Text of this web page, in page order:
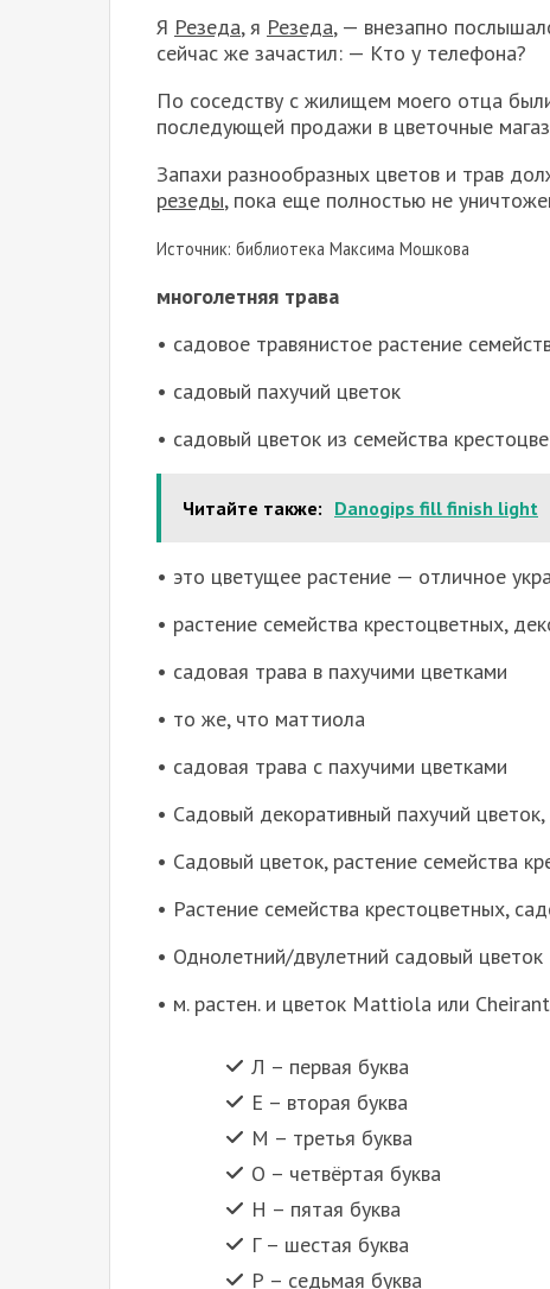
Я Резеда, я Резеда, — внезапно
сейчас же зачастил: — Кто у телефона?
По соседству с жилищем моего отца
последующей продажи в цветочные
Запахи разнообразных цветов и трав
резеды, пока еще полностью не
Источник: библиотека Максима Мошкова
многолетняя трава
• садовое травянистое растение
• садовый пахучий цветок
• садовый цветок из семейства
Читайте также: Danogips fill finish light
• это цветущее растение — отличное
• растение семейства крестоцветных,
• садовая трава в пахучими цветками
• то же, что маттиола
• садовая трава с пахучими цветками
• Садовый декоративный пахучий
• Садовый цветок, растение семейства
• Растение семейства крестоцветных,
• Однолетний/двулетний садовый цветок
• м. растен. и цветок Маttiolа или
Л – первая буква
Е – вторая буква
М – третья буква
О – четвёртая буква
Н – пятая буква
Г – шестая буква
Р – седьмая буква